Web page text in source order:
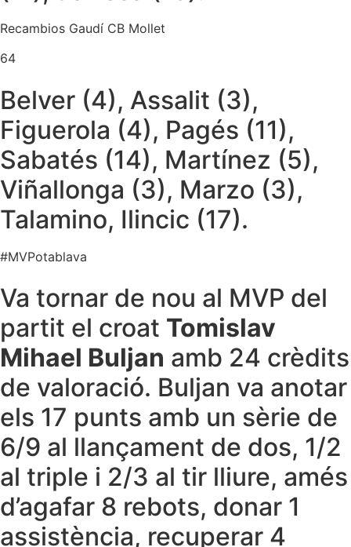
Recambios Gaudí CB Mollet
64
Belver (4), Assalit (3),
Figuerola (4), Pagés (11),
Sabatés (14), Martínez (5),
Viñallonga (3), Marzo (3),
Talamino, Ilincic (17).
#MVPotablava
Va tornar de nou al MVP del
partit el croat Tomislav
Mihael Buljan amb 24 crèdits
de valoració. Buljan va anotar
els 17 punts amb un sèrie de
6/9 al llançament de dos, 1/2
al triple i 2/3 al tir lliure, amés
d’agafar 8 rebots, donar 1
assistència, recuperar 4